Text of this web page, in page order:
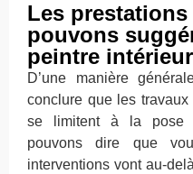
Les
pouvons
peintre intérieur
D’une manière
conclure que les
se limitent à la pose
pouvons dire que
interventions vont au-